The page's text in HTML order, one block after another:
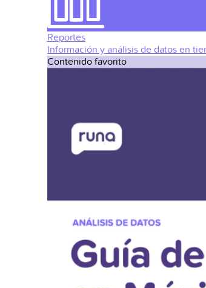
Reportes
Información y análisis de datos en
Contenido favorito